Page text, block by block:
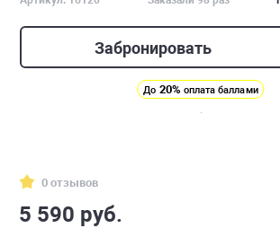
Забронировать
До 20% оплата баллами
0 отзывов
5 590 руб.